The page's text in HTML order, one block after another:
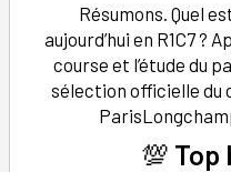
Résumons. Quel
aujourd’hui en R1C7 ?
course et l’étude du
sélection officielle du
💯 Top